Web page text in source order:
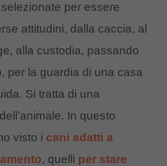
per essere
attitudini, dalla caccia, al
alla custodia, passando
per la guardia di una casa
Si tratta di una
In questo
visto i cani adatti a
, quelli per stare